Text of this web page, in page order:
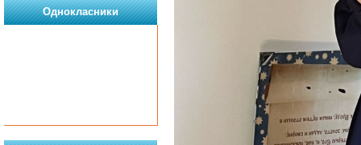
Однокласники